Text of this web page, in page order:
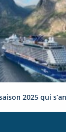
2025 qui